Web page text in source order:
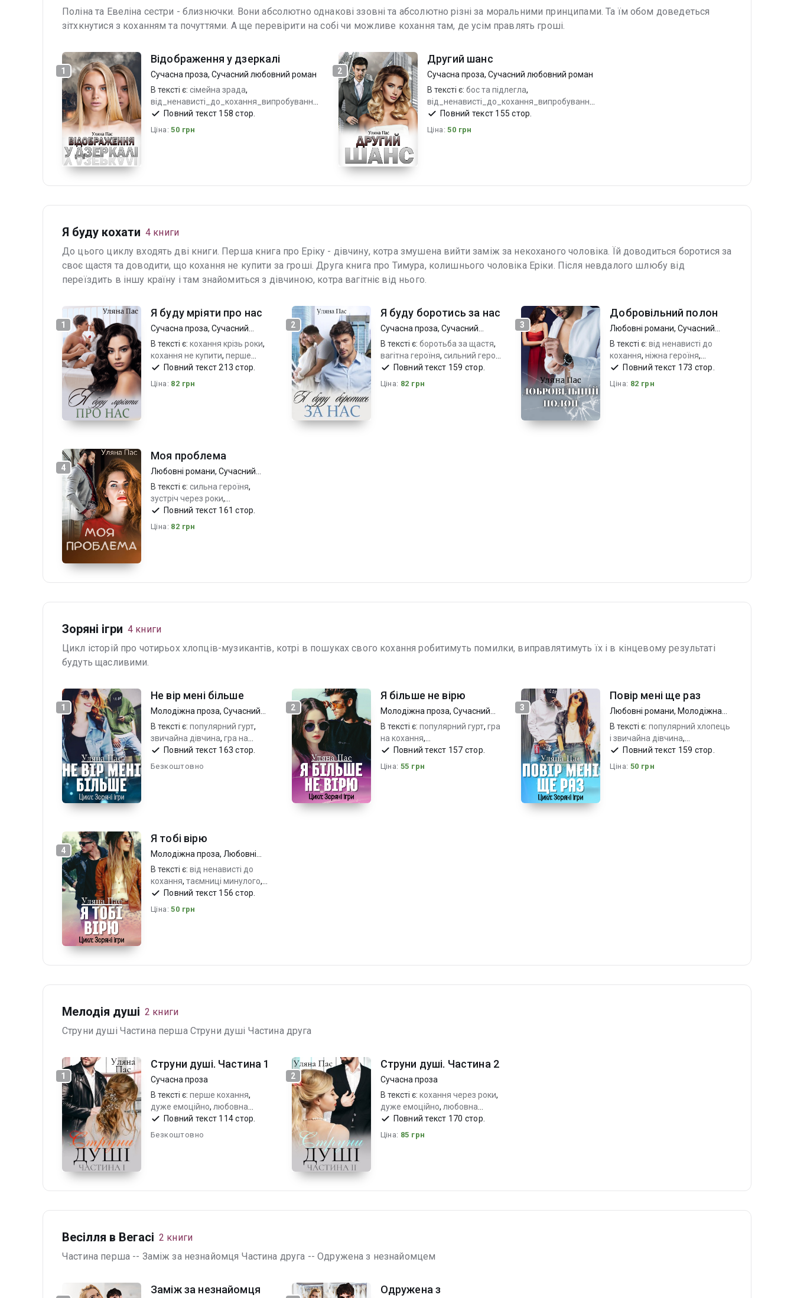
Поліна та Евеліна сестри - близнючки. Вони абсолютно однакові ззовні та абсолютно різні за моральними принципами. Та їм обом доведеться
зітхкнутися з коханням та почуттями. А ще перевірити на собі чи можливе кохання там, де усім правлять гроші.
1
Відображення у дзеркалі
Сучасна проза, Сучасний любовний роман
В тексті є: сімейна зрада,
від_ненависті_до_кохання_випробування
кохання не купити
Повний текст 158 стор.
Ціна:50 грн
2
Другий шанс
Сучасна проза, Сучасний любовний роман
В тексті є: бос та підлегла,
від_ненависті_до_кохання_випробування
кохання не купити
Повний текст 155 стор.
Ціна:50 грн
Я буду кохати 4 книги
До цього циклу входять дві книги. Перша книга про Еріку - дівчину, котра змушена вийти заміж за некоханого чоловіка. Їй доводиться боротися за
своє щастя та доводити, що кохання не купити за гроші. Друга книга про Тимура, колишнього чоловіка Еріки. Після невдалого шлюбу від
переїздить в іншу країну і там знайомиться з дівчиною, котра вагітніє від нього.
1
Я буду мріяти про нас
Сучасна проза, Сучасний
любовний роман
В тексті є: кохання крізь роки,
кохання не купити, перше
справжнє кохання
Повний текст 213 стор.
Ціна: 82 грн
2
Я буду боротись за нас
Сучасна проза, Сучасний
любовний роман
В тексті є: боротьба за щастя,
вагітна героїня, сильний герой
та емоційна героїня
Повний текст 159 стор.
Ціна: 82 грн
3
Добровільний полон
Любовні романи,Сучасний
любовний роман
В тексті є:від ненависті до
кохання,ніжна героїня,
сильний харизматичний герой
Повний текст 173 стор.
Ціна: 82 грн
4
Моя проблема
Любовні романи, Сучасний
любовний роман
В тексті є: сильна героїня,
зустріч через роки,
харизматичний адекватний
герой
Повний текст 161 стор.
Ціна: 82 грн
Зоряні ігри 4 книги
Цикл історій про чотирьох хлопців-музикантів, котрі в пошуках свого кохання робитимуть помилки, виправлятимуть їх і в кінцевому результаті
будуть щасливими.
1
Не вір мені більше
Молодіжна проза, Сучасний
любовний роман
В тексті є: популярний гурт,
звичайна дівчина, гра на
кохання
Повний текст 163 стор.
Безкоштовно
2
Я більше не вірю
Молодіжна проза, Сучасний
любовний роман
В тексті є: популярний гурт, гра
на кохання,
талановита_героїня Повний текст 157 стор.
Ціна:55 грн
3
Повір мені ще раз
Любовні романи, Молодіжна
проза
В тексті є:популярний хлопець
і звичайна дівчина,
популярний гурт, гра на
кохання
Повний текст 159 стор.
Ціна: 50 грн
4
Я тобі вірю
Молодіжна проза, Любовні
романи
В тексті є: від ненависті до
кохання, таємниці минулого,
популярний гурт
Повний текст 156 стор.
Ціна:50 грн
Мелодія душі 2 книги
Струни душі Частина перша Струни душі Частина друга
1
Струни душі. Частина 1
Сучасна проза
В тексті є: перше кохання,
дуже емоційно, любовна
драма
Повний текст 114 стор.
Безкоштовно
2
Струни душі. Частина 2
Сучасна проза
В тексті є: кохання через роки,
дуже емоційно, любовна
драма
Повний текст 170 стор.
Ціна: 85 грн
Весілля в Вегасі 2 книги
Частина перша -- Заміж за незнайомця Частина друга -- Одружена з незнайомцем
Заміж за незнайомця
Одружена з